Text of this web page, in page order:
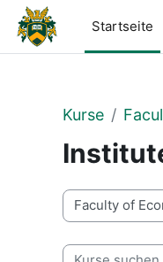
Zum Hauptinhalt
Startseite
Kurse
Kursbereiche
Kurse suchen